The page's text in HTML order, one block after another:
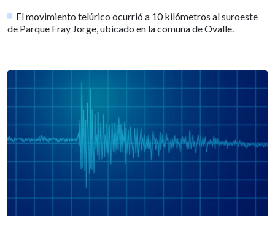
El movimiento telúrico ocurrió a 10 kilómetros al suroeste
de Parque Fray Jorge, ubicado en la comuna de Ovalle.